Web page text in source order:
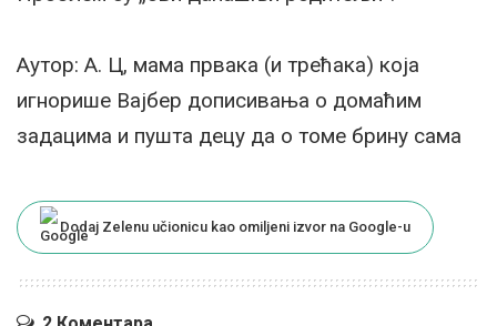
Аутор: А. Ц, мама првака (и трећака) која
игнорише Вајбер дописивања о домаћим
задацима и пушта децу да о томе брину сама
Dodaj Zelenu učionicu kao omiljeni izvor na Google-u